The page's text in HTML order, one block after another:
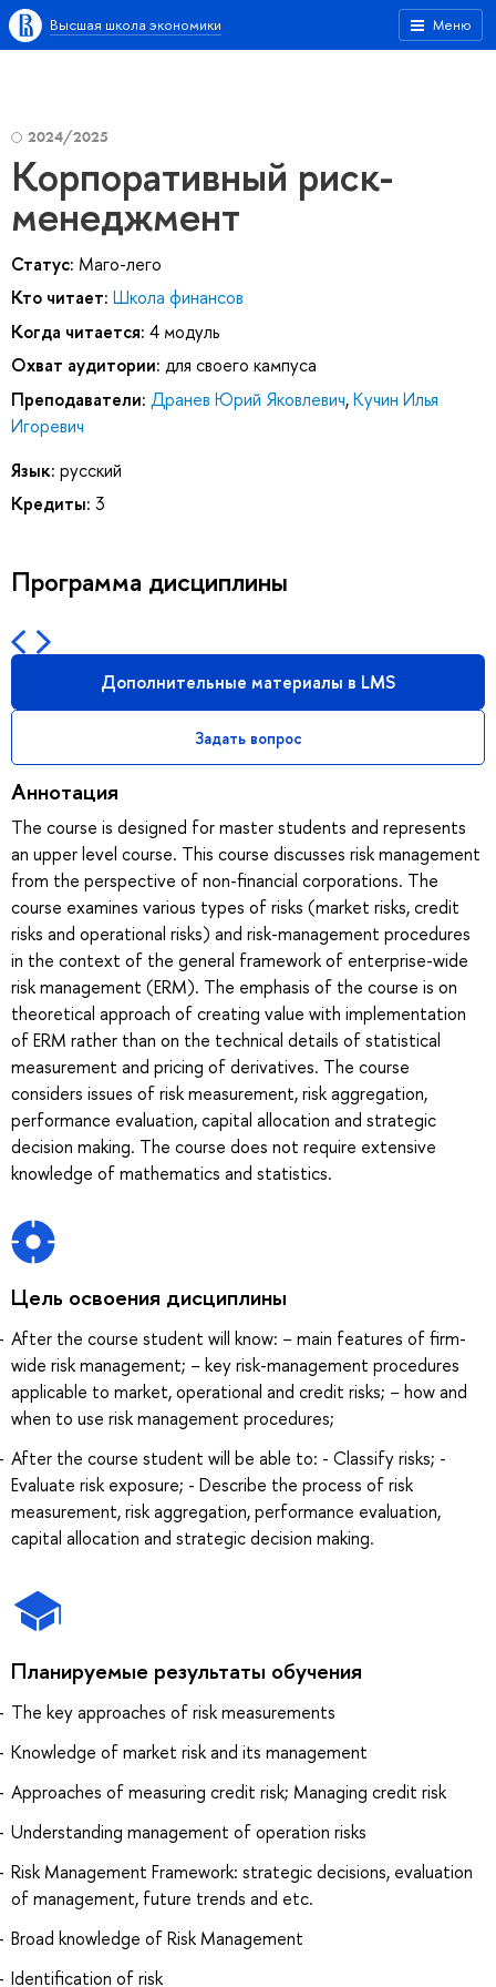
Меню
Высшая школа экономики
2024/2025
Корпоративный риск-
менеджмент
Статус: Маго-лего
Кто читает: Школа финансов
Когда читается: 4 модуль
Охват аудитории: для своего кампуса
Преподаватели: Дранев Юрий Яковлевич,Кучин Илья
Игоревич
Язык: русский
Кредиты: 3
Программа дисциплины
Дополнительные материалы в LMS
Задать вопрос
Аннотация
The course is designed for master students and represents
an upper level course. This course discusses risk management
from the perspective of non-financial corporations. The
course examines various types of risks (market risks, credit
risks and operational risks) and risk-management procedures
in the context of the general framework of enterprise-wide
risk management (ERM). The emphasis of the course is on
theoretical approach of creating value with implementation
of ERM rather than on the technical details of statistical
measurement and pricing of derivatives. The course
considers issues of risk measurement, risk aggregation,
performance evaluation, capital allocation and strategic
decision making. The course does not require extensive
knowledge of mathematics and statistics.
Цель освоения дисциплины
After the course student will know: − main features of firm-
wide risk management; − key risk-management procedures
applicable to market, operational and credit risks; − how and
when to use risk management procedures;
After the course student will be able to: - Classify risks; -
Evaluate risk exposure; - Describe the process of risk
measurement, risk aggregation, performance evaluation,
capital allocation and strategic decision making.
Планируемые результаты обучения
The key approaches of risk measurements
Knowledge of market risk and its management
Approaches of measuring credit risk; Managing credit risk
Understanding management of operation risks
Risk Management Framework: strategic decisions, evaluation
of management, future trends and etc.
Broad knowledge of Risk Management
Identification of risk